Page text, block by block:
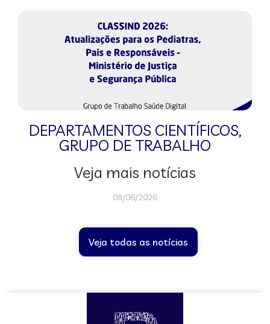
DEPARTAMENTOS CIENTÍFICOS,
GRUPO DE TRABALHO
Veja mais notícias
08/06/2026
Veja todas as notícias